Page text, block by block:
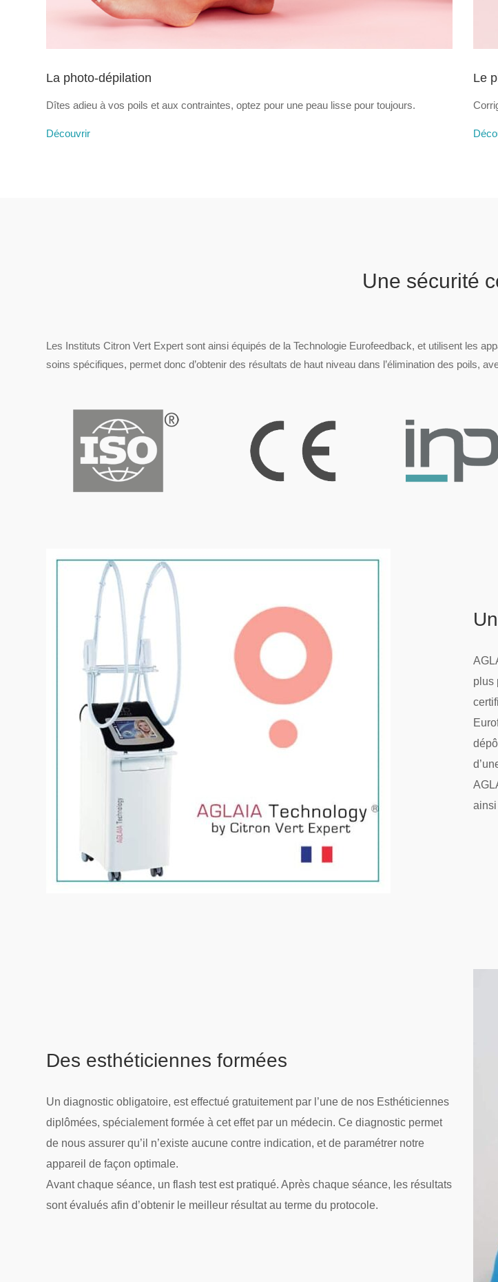
La photo-dépilation
Dîtes adieu à vos poils et aux contraintes, optez pour une peau lisse pour toujours.
Découvrir
Le
Une sécurité
Les Instituts Citron Vert Expert sont ainsi équipés de la Technologie Eurofeedback, et utilisent les
soins spécifiques, permet donc d’obtenir des résultats de haut niveau dans l’élimination des poils,
plus
Des esthéticiennes formées
Un diagnostic obligatoire, est effectué gratuitement par l’une de nos Esthéticiennes
diplômées, spécialement formée à cet effet par un médecin. Ce diagnostic permet
de nous assurer qu’il n’existe aucune contre indication, et de paramétrer notre
appareil de façon optimale.
Avant chaque séance, un flash test est pratiqué. Après chaque séance, les résultats
sont évalués afin d’obtenir le meilleur résultat au terme du protocole.